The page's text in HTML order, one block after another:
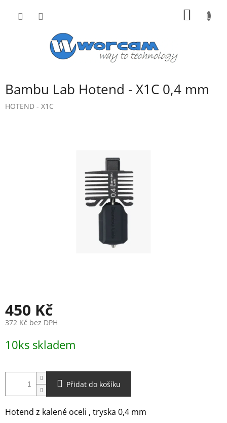
Bambu Lab Hotend - X1C 0,4 mm
HOTEND - X1C
450 Kč
372 Kč bez DPH
cena:
10ks skladem
Přidat do košíku
Hotend z kalené oceli , tryska 0,4 mm